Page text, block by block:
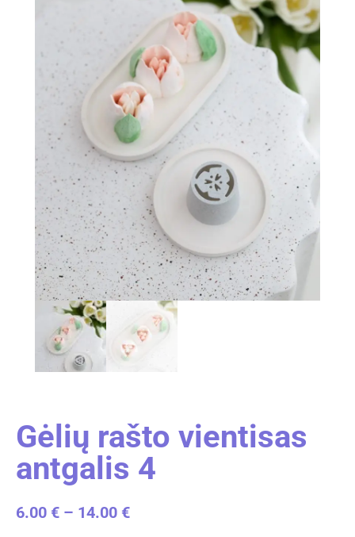
Gėlių rašto vientisas
antgalis 4
6.00 € – 14.00 €